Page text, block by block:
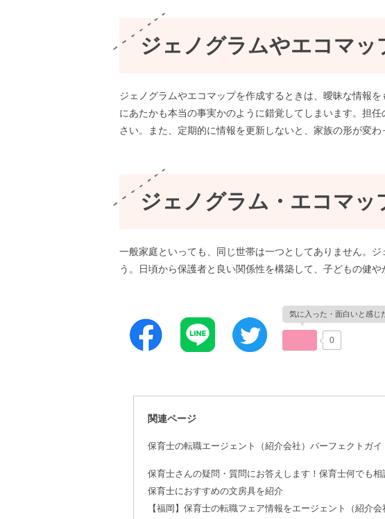
ジェノグラムやエコマッ
ジェノグラムやエコマップを作成するときは、曖昧な情報
にあたかも本当の事実かのように錯覚してしまいます。担
さい。また、定期的に情報を更新しないと、家族の形が変
ジェノグラム・エコマッ
一般家庭といっても、同じ世帯は一つとしてありません。
う。日頃から保護者と良い関係性を構築して、子どもの健
0
関連ページ
保育士の転職エージェント（紹介会社）パーフェクトガイ
保育士さんの疑問・質問にお答えします！保育士何でも相
保育士におすすめの文房具を紹介
【福岡】保育士の転職フェア情報をエージェント（紹介会